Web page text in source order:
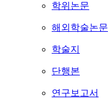
학위논문
해외학술논문
학술지
단행본
연구보고서